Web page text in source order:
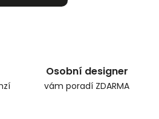
Osobní designer
vám poradí ZDARMA